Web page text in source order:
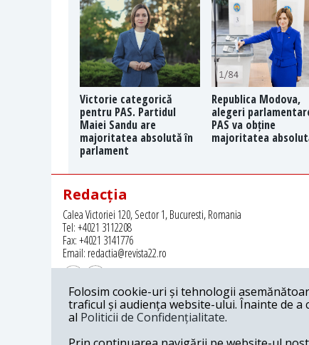
Victorie categorică
pentru PAS. Partidul
Maiei Sandu are
majoritatea absolută în
parlament
Republica Modova,
alegeri
PAS va obține
majoritatea
Redacția
Calea Victoriei 120, Sector 1, Bucuresti, Romania
Tel: +4021 3112208
Fax: +4021 3141776
Email: redactia@revista22.ro
Revista 22 este editata de
Folosim cookie-uri și tehnologii
traficul și audiența website-ului. Înainte de
al Politicii de Confidențialitate.